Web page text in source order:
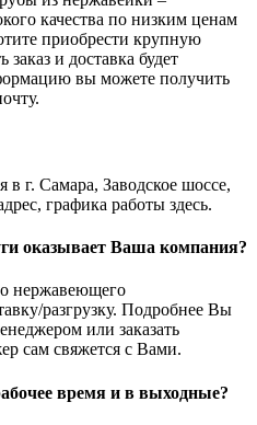
качества по низким ценам
приобрести крупную
и доставка будет
вы можете получить
г. Самара, Заводское шоссе,
графика работы здесь.
оказывает Ваша компания?
нержавеющего
разгрузку. Подробнее Вы
или заказать
сам свяжется с Вами.
время и в выходные?